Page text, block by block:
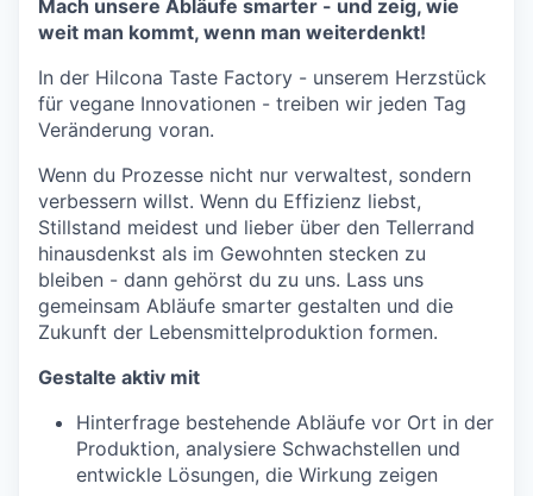
Mach unsere Abläufe smarter - und zeig, wie
weit man kommt, wenn man weiterdenkt!
In der Hilcona Taste Factory - unserem Herzstück
für vegane Innovationen - treiben wir jeden Tag
Veränderung voran.
Wenn du Prozesse nicht nur verwaltest, sondern
verbessern willst. Wenn du Effizienz liebst,
Stillstand meidest und lieber über den Tellerrand
hinausdenkst als im Gewohnten stecken zu
bleiben - dann gehörst du zu uns. Lass uns
gemeinsam Abläufe smarter gestalten und die
Zukunft der Lebensmittelproduktion formen.
Gestalte aktiv mit
Hinterfrage bestehende Abläufe vor Ort in der
Produktion, analysiere Schwachstellen und
entwickle Lösungen, die Wirkung zeigen